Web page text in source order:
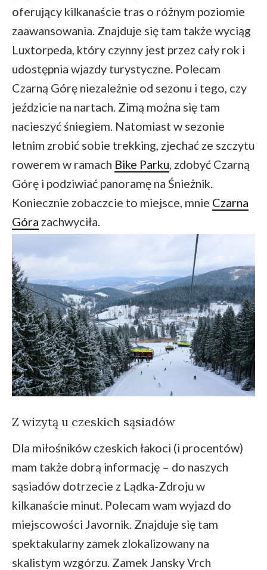
oferujący kilkanaście tras o różnym poziomie
zaawansowania. Znajduje się tam także wyciąg
Luxtorpeda, który czynny jest przez cały rok i
udostępnia wjazdy turystyczne. Polecam
Czarną Górę niezależnie od sezonu i tego, czy
jeździcie na nartach. Zimą można się tam
nacieszyć śniegiem. Natomiast w sezonie
letnim zrobić sobie trekking, zjechać ze szczytu
rowerem w ramach Bike Parku , zdobyć Czarną
Górę i podziwiać panoramę na Śnieżnik.
Koniecznie zobaczcie to miejsce, mnie Czarna
Góra zachwyciła.
Z wizytą u czeskich sąsiadów
Dla miłośników czeskich łakoci (i procentów)
mam także dobrą informację – do naszych
sąsiadów dotrzecie z Lądka-Zdroju w
kilkanaście minut. Polecam wam wyjazd do
miejscowości Javornik. Znajduje się tam
spektakularny zamek zlokalizowany na
skalistym wzgórzu. Zamek Jansky Vrch